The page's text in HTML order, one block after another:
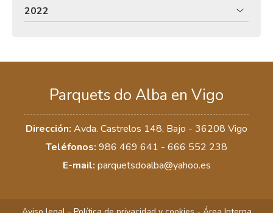
2022
Parquets do Alba en Vigo
Dirección: Avda. Castrelos 148, Bajo - 36208 Vigo
Teléfonos: 986 469 641 - 666 552 238
E-mail: parquetsdoalba@yahoo.es